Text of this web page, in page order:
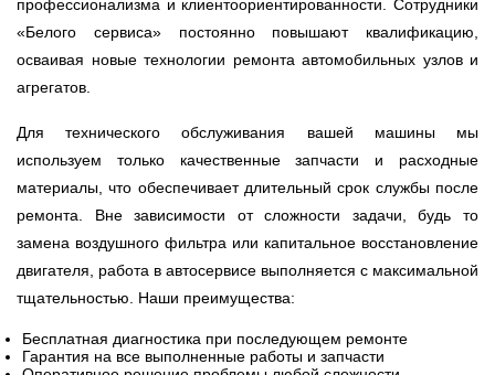
JEEP LADA LANCIA
LAND ROVER
LINCOLN MAZDA MINI
MITSUBISHI MOSKVICH NISSAN
OPEL PEUGEOT
PONTIAC PORSCHE ROVER
профессионализма и клиентоориентированности. Сотрудники
«Белого сервиса» постоянно повышают квалификацию,
осваивая новые технологии ремонта автомобильных узлов и
агрегатов.
Для технического обслуживания вашей машины мы
используем только качественные запчасти и расходные
материалы, что обеспечивает длительный срок службы после
ремонта. Вне зависимости от сложности задачи, будь то
замена воздушного фильтра или капитальное восстановление
двигателя, работа в автосервисе выполняется с максимальной
тщательностью. Наши преимущества:
Бесплатная диагностика при последующем ремонте
Гарантия на все выполненные работы и запчасти